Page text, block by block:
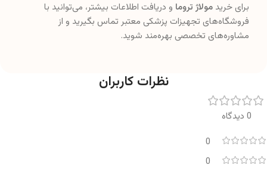
برای خرید مولاژ تروما و دریافت اطلاعات بیشتر، می‌توانید با
فروشگاه‌های تجهیزات پزشکی معتبر تماس بگیرید و از
مشاوره‌های تخصصی بهره‌مند شوید.
نظرات کاربران
0 دیدگاه
0
0